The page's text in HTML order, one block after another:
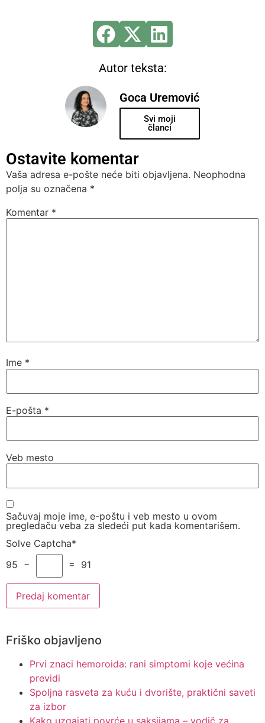
Goca Uremović
Svi moji
članci
Autor teksta:
Ostavite komentar
Vaša adresa e-pošte neće biti objavljena. Neophodna
polja su označena *
Komentar *
Ime *
E-pošta *
Veb mesto
Sačuvaj moje ime, e-poštu i veb mesto u ovom
pregledaču veba za sledeći put kada komentarišem.
Solve Captcha*
95 −
= 91
Friško objavljeno
Prvi znaci hemoroida: rani simptomi koje većina
previdi
Spoljna rasveta za kuću i dvorište, praktični saveti
za izbor